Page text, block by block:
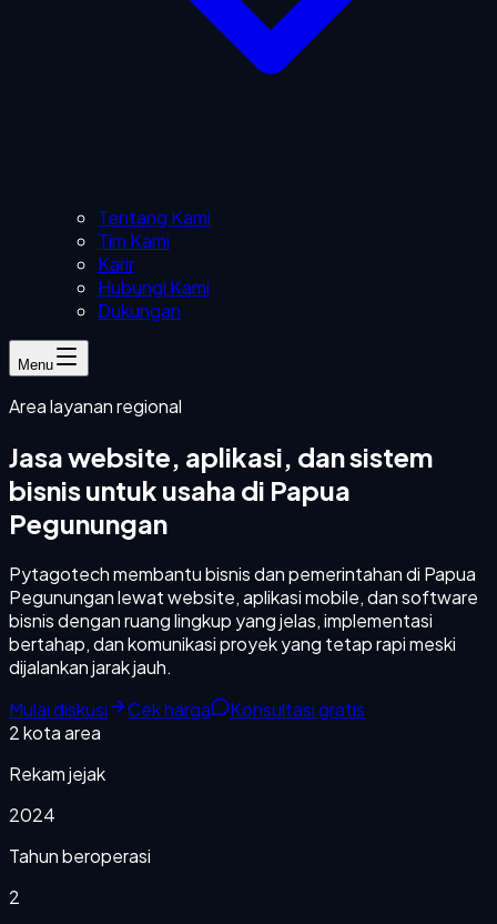
Tentang Kami
Tim Kami
Karir
Hubungi Kami
Dukungan
Menu
Area layanan regional
Jasa website, aplikasi, dan sistem
bisnis untuk usaha di Papua
Pegunungan
Pytagotech membantu bisnis dan pemerintahan di Papua
Pegunungan lewat website, aplikasi mobile, dan software
bisnis dengan ruang lingkup yang jelas, implementasi
bertahap, dan komunikasi proyek yang tetap rapi meski
dijalankan jarak jauh.
Mulai diskusi
Cek harga
Konsultasi gratis
2kota area
Rekam jejak
2024
Tahun beroperasi
2